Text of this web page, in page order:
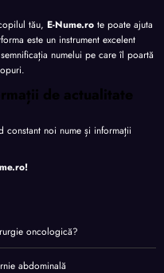
tău, E-Nume.ro te poate ajuta
este un instrument excelent
numelui pe care îl poartă
de actualitate
constant noi nume și informații
!
oncologică?
abdominală